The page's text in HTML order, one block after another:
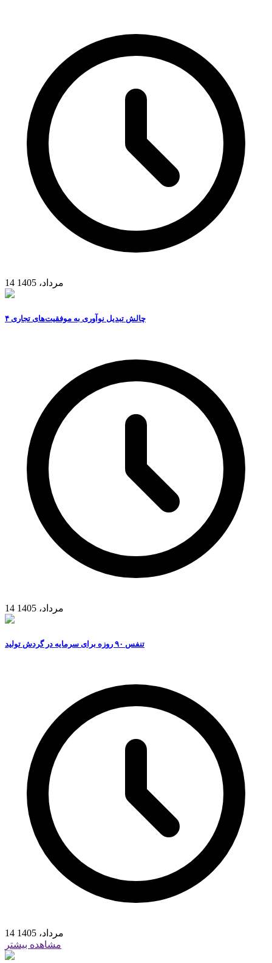
14 مرداد، 1405
۴ چالش تبدیل نوآوری به موفقیت‌های تجاری
14 مرداد، 1405
تنفس ۹۰ روزه برای سرمایه در گردش تولید
14 مرداد، 1405
مشاهده بیشتر